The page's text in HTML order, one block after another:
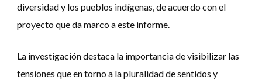
diversidad y los pueblos indígenas, de acuerdo con el
proyecto que da marco a este informe.
La investigación destaca la importancia de visibilizar las
tensiones que en torno a la pluralidad de sentidos y